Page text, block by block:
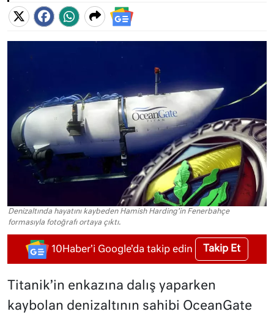
Denizaltında hayatını kaybeden Hamish Harding’in Fenerbahçe
formasıyla fotoğrafı ortaya çıktı.
10Haber'i Google'da takip edin Takip Et
Titanik’in enkazına dalış yaparken
kaybolan denizaltının sahibi OceanGate